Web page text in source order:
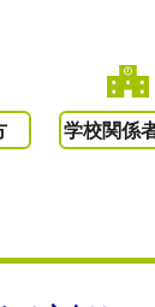
学校関係